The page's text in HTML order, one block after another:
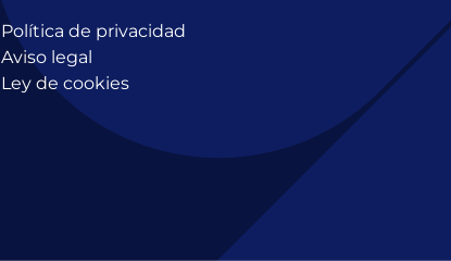
Política de privacidad
Aviso legal
Ley de cookies